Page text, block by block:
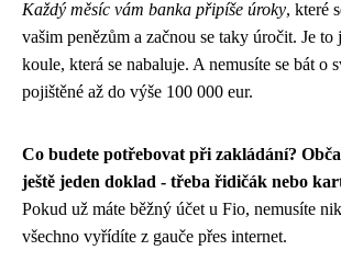
Každý měsíc vám banka připíše úroky, které
vašim penězům a začnou se taky úročit. Je to
koule, která se nabaluje. A nemusíte se bát o
pojištěné až do výše 100 000 eur.
Co budete potřebovat při zakládání?
ještě jeden doklad - třeba řidičák nebo
Pokud už máte běžný účet u Fio, nemusíte
všechno vyřídíte z gauče přes internet.